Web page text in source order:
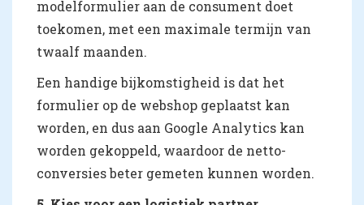
modelformulier aan de consument doet
toekomen, met een maximale termijn van
twaalf maanden.
Een handige bijkomstigheid is dat het
formulier op de webshop geplaatst kan
worden, en dus aan Google Analytics kan
worden gekoppeld, waardoor de netto-
conversies beter gemeten kunnen worden.